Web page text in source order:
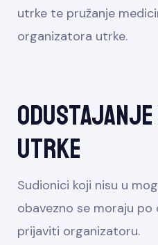
utrke te pružanje
organizatora utrke.
Odustajanje
utrke
Sudionici koji nisu u
obavezno se moraju po
prijaviti organizatoru.